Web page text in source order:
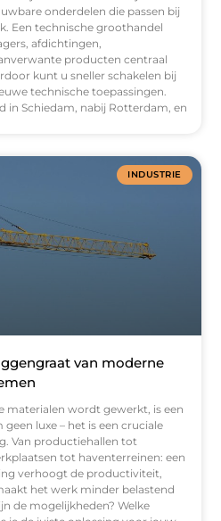
onderdelen die passen bij
Een technische groothandel
afdichtingen,
producten centraal
kunt u sneller schakelen bij
technische toepassingen.
in Schiedam, nabij Rotterdam, en
INDUSTRIE
van moderne
materialen wordt gewerkt, is een
luxe – het is een cruciale
Van productiehallen tot
tot haventerreinen: een
verhoogt de productiviteit,
het werk minder belastend
de mogelijkheden? Welke